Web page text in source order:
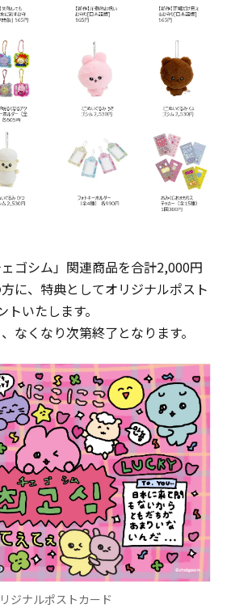
ゴシム」関連商品を合計2,000円
⽅に、特典としてオリジナルポスト
いたします。
くなり次第終了となります。
ジナルポストカード